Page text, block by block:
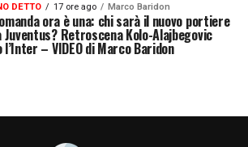
DETTO 17 ore ago Marco Baridon
ora è una: chi sarà il nuovo portiere
Juventus? Retroscena Kolo-Alajbegovic
l’Inter – VIDEO di Marco Baridon